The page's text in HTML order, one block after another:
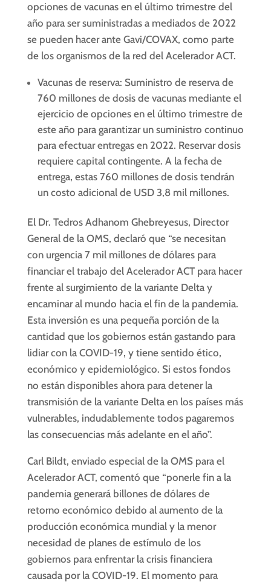
opciones de vacunas en el último trimestre del
año para ser suministradas a mediados de 2022
se pueden hacer ante Gavi/COVAX, como parte
de los organismos de la red del Acelerador ACT.
Vacunas de reserva: Suministro de reserva de
760 millones de dosis de vacunas mediante el
ejercicio de opciones en el último trimestre de
este año para garantizar un suministro continuo
para efectuar entregas en 2022. Reservar dosis
requiere capital contingente. A la fecha de
entrega, estas 760 millones de dosis tendrán
un costo adicional de USD 3,8 mil millones.
El Dr. Tedros Adhanom Ghebreyesus, Director
General de la OMS, declaró que “se necesitan
con urgencia 7 mil millones de dólares para
financiar el trabajo del Acelerador ACT para hacer
frente al surgimiento de la variante Delta y
encaminar al mundo hacia el fin de la pandemia.
Esta inversión es una pequeña porción de la
cantidad que los gobiernos están gastando para
lidiar con la COVID-19, y tiene sentido ético,
económico y epidemiológico. Si estos fondos
no están disponibles ahora para detener la
transmisión de la variante Delta en los países más
vulnerables, indudablemente todos pagaremos
las consecuencias más adelante en el año”.
Carl Bildt, enviado especial de la OMS para el
Acelerador ACT, comentó que “ponerle fin a la
pandemia generará billones de dólares de
retorno económico debido al aumento de la
producción económica mundial y la menor
necesidad de planes de estímulo de los
gobiernos para enfrentar la crisis financiera
causada por la COVID-19. El momento para